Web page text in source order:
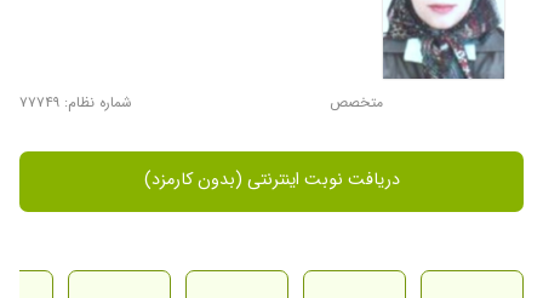
متخصص شماره نظام: ۷۷۷۴۹
دریافت نوبت اینترنتی (بدون کارمزد)